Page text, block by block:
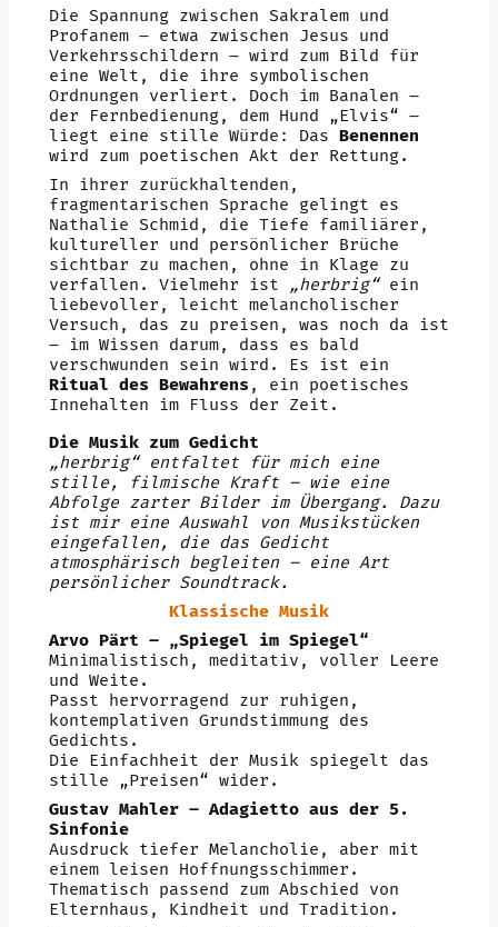
Die Spannung zwischen Sakralem und
Profanem – etwa zwischen Jesus und
Verkehrsschildern – wird zum Bild für
eine Welt, die ihre symbolischen
Ordnungen verliert. Doch im Banalen –
der Fernbedienung, dem Hund „Elvis“ –
liegt eine stille Würde: Das Benennen
wird zum poetischen Akt der Rettung.
In ihrer zurückhaltenden,
fragmentarischen Sprache gelingt es
Nathalie Schmid, die Tiefe familiärer,
kultureller und persönlicher Brüche
sichtbar zu machen, ohne in Klage zu
verfallen. Vielmehr ist
„herbrig“ein
liebevoller, leicht melancholischer
Versuch, das zu preisen, was noch da ist
– im Wissen darum, dass es bald
verschwunden sein wird. Es ist ein
Ritual des Bewahrens , ein poetisches
Innehalten im Fluss der Zeit.
Die Musik zum Gedicht
„herbrig“ entfaltet für mich eine
stille, filmische Kraft – wie eine
Abfolge zarter Bilder im Übergang. Dazu
ist mir eine Auswahl von Musikstücken
eingefallen, die das Gedicht
atmosphärisch begleiten – eine Art
persönlicher Soundtrack.
Klassische Musik
Arvo Pärt – „Spiegel im Spiegel“
Minimalistisch, meditativ, voller Leere
und Weite.
Passt hervorragend zur ruhigen,
kontemplativen Grundstimmung des
Gedichts.
Die Einfachheit der Musik spiegelt das
stille „Preisen“ wider.
Gustav Mahler – Adagietto aus der 5.
Sinfonie
Ausdruck tiefer Melancholie, aber mit
einem leisen Hoffnungsschimmer.
Thematisch passend zum Abschied von
Elternhaus, Kindheit und Tradition.